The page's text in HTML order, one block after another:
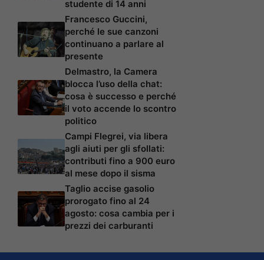
studente di 14 anni
Francesco Guccini,
perché le sue canzoni
continuano a parlare al
presente
Delmastro, la Camera
blocca l’uso della chat:
cosa è successo e perché
il voto accende lo scontro
politico
Campi Flegrei, via libera
agli aiuti per gli sfollati:
contributi fino a 900 euro
al mese dopo il sisma
Taglio accise gasolio
prorogato fino al 24
agosto: cosa cambia per i
prezzi dei carburanti